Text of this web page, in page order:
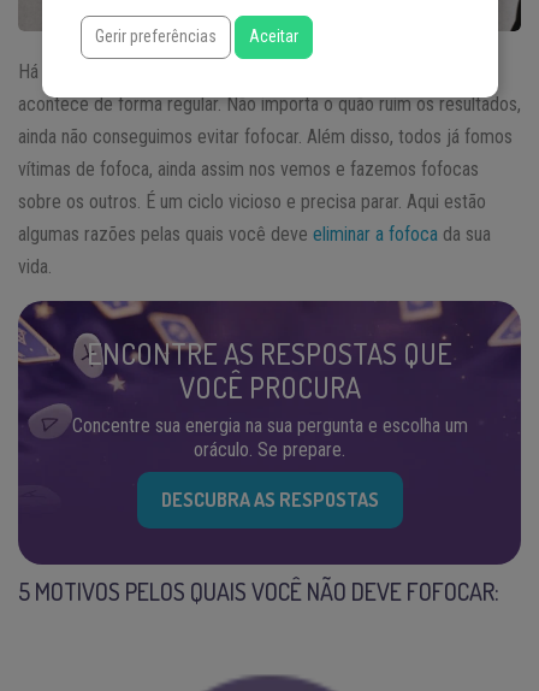
Há tantas razões pelas quais a
acontece de forma regular. Não importa o quão ruim os resultados,
ainda não conseguimos evitar fofocar. Além disso, todos já fomos
vítimas de fofoca, ainda assim nos vemos e fazemos fofocas
sobre os outros. É um ciclo vicioso e precisa parar. Aqui estão
algumas razões pelas quais você deve eliminar a fofoca da sua
vida.
ENCONTRE AS RESPOSTAS QUE
VOCÊ PROCURA
Concentre sua energia na sua pergunta e escolha um
oráculo. Se prepare.
DESCUBRA AS RESPOSTAS
5 MOTIVOS PELOS QUAIS VOCÊ NÃO DEVE FOFOCAR:
Gerir preferências Aceitar